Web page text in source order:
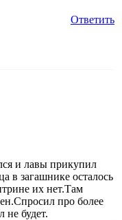
Ответить
и лавы прикупил
в загашнике осталось
их нет.Там
про более
не будет.